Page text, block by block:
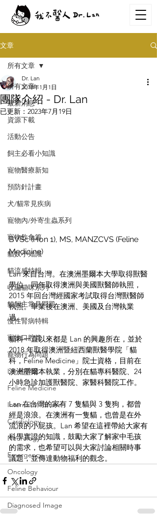
文章
所有文章
最新消息
資源下載
活動公告
飼主必看小知識
寵物醫療新知
預防針計畫
犬/貓常見疾病
寵物內/外寄生蟲系列
寵物飲食篇
貓奴小知識
貓流感特輯
收編貓咪系列
貓飼主常見問題
慢性腎病特輯
寵物口腔篇
寵物行為問題
Lan的碎念
Feline Medicine
Internal Medicine
Cardiology
Neurology
Emergency
Oncology
Feline Behaviour
Diagnosed Image
所有文章
團隊介紹 - Dr. Lan
Dr. Lan
2018年1月1日
已更新： 2023年7月19日
BVSc (Hon 1), MS, MANZCVS (Feline
Medicine)
Lan 來自台灣。在澳洲墨爾本大學取得獸醫
學位，同年取得澳洲與美國獸醫師執照，
2015 年回台灣經國家考試取得台灣獸醫師
執照。畢業後在澳洲、美國及台灣執業
過。
貓科一直以來都是 Lan 的興趣所在，並於
2018 年取得澳洲暨紐西蘭獸醫學院「貓
科，Feline Medicine」院士資格，目前在
澳洲墨爾本執業，分別在貓專科醫院、24
小時急診加護獸醫院、家醫科醫院工作。
Lan 在台灣的家有 7 隻貓與 3 隻狗，都曾
經是浪浪。在澳洲有一隻貓，也曾是在外
流浪的小屁孩。Lan 希望在這裡帶給大家有
科學實證的知識，鼓勵大家了解家中毛孩
的需求，也希望可以與大家討論相關時事
議題，並傳達動物福利的觀念。